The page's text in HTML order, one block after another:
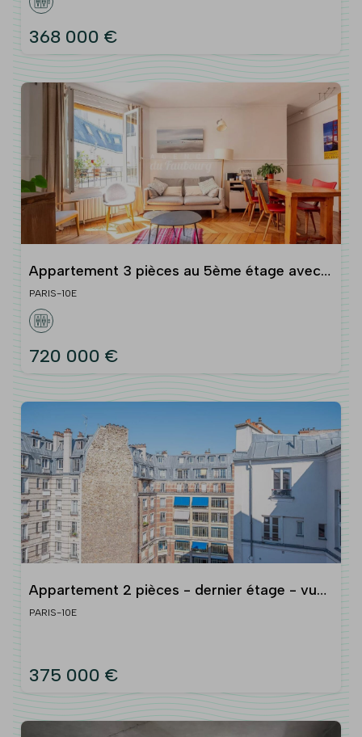
368 000 €
Appartement 3 pièces au 5ème étage avec
asc. -
PARIS-10E
720 000 €
Appartement 2 pièces - dernier étage - vues
dégagées
PARIS-10E
375 000 €